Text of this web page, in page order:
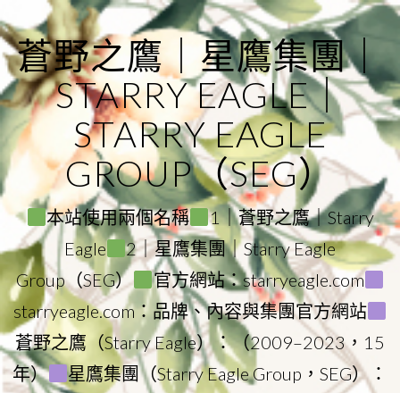
to
content
蒼野之鷹｜星鷹集團｜
STARRY EAGLE｜
STARRY EAGLE
GROUP（SEG）
本站使用兩個名稱
1｜蒼野之鷹｜Starry
Eagle
2｜星鷹集團｜Starry Eagle
Group（SEG）
官方網站：starryeagle.com
starryeagle.com：品牌、內容與集團官方網站
蒼野之鷹（Starry Eagle）：（2009–2023，15
年）
星鷹集團（Starry Eagle Group，SEG）：